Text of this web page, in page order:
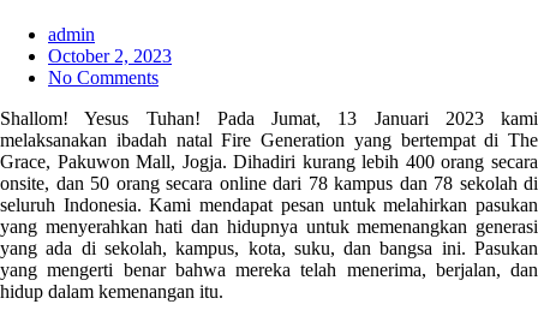
admin
October 2, 2023
No Comments
Shallom! Yesus Tuhan! Pada Jumat, 13 Januari 2023 kami
melaksanakan ibadah natal Fire Generation yang bertempat di The
Grace, Pakuwon Mall, Jogja. Dihadiri kurang lebih 400 orang secara
onsite, dan 50 orang secara online dari 78 kampus dan 78 sekolah di
seluruh Indonesia. Kami mendapat pesan untuk melahirkan pasukan
yang menyerahkan hati dan hidupnya untuk memenangkan generasi
yang ada di sekolah, kampus, kota, suku, dan bangsa ini. Pasukan
yang mengerti benar bahwa mereka telah menerima, berjalan, dan
hidup dalam kemenangan itu.